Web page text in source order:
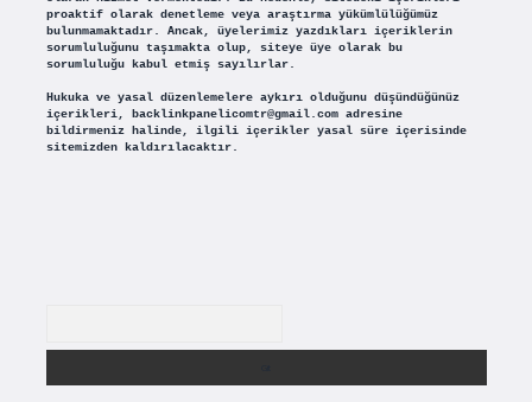
proaktif olarak denetleme veya araştırma yükümlülüğümüz
bulunmamaktadır. Ancak, üyelerimiz yazdıkları içeriklerin
sorumluluğunu taşımakta olup, siteye üye olarak bu
sorumluluğu kabul etmiş sayılırlar.
Hukuka ve yasal düzenlemelere aykırı olduğunu düşündüğünüz
içerikleri, backlinkpanelicomtr@gmail.comadresine
bildirmeniz halinde, ilgili içerikler yasal süre içerisinde
sitemizden kaldırılacaktır.